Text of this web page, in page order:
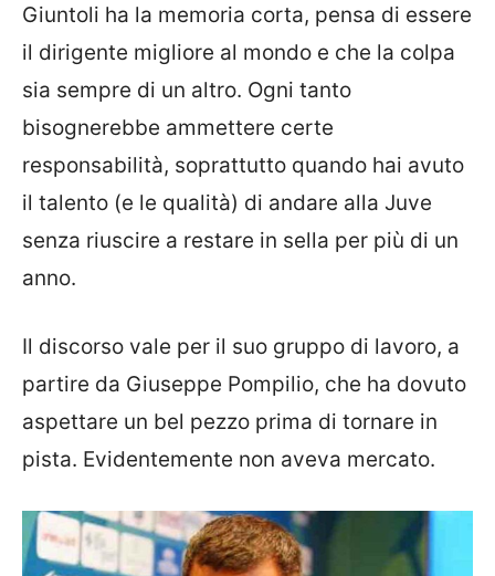
Giuntoli ha la memoria corta, pensa di essere
il dirigente migliore al mondo e che la colpa
sia sempre di un altro. Ogni tanto
bisognerebbe ammettere certe
responsabilità, soprattutto quando hai avuto
il talento (e le qualità) di andare alla Juve
senza riuscire a restare in sella per più di un
anno.
Il discorso vale per il suo gruppo di lavoro, a
partire da Giuseppe Pompilio, che ha dovuto
aspettare un bel pezzo prima di tornare in
pista. Evidentemente non aveva mercato.